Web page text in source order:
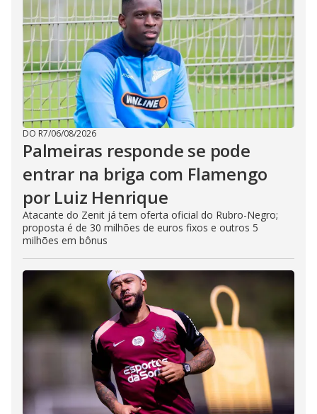
DO R7/06/08/2026
Palmeiras responde se pode
entrar na briga com Flamengo
por Luiz Henrique
Atacante do Zenit já tem oferta oficial do Rubro-Negro;
proposta é de 30 milhões de euros fixos e outros 5
milhões em bônus